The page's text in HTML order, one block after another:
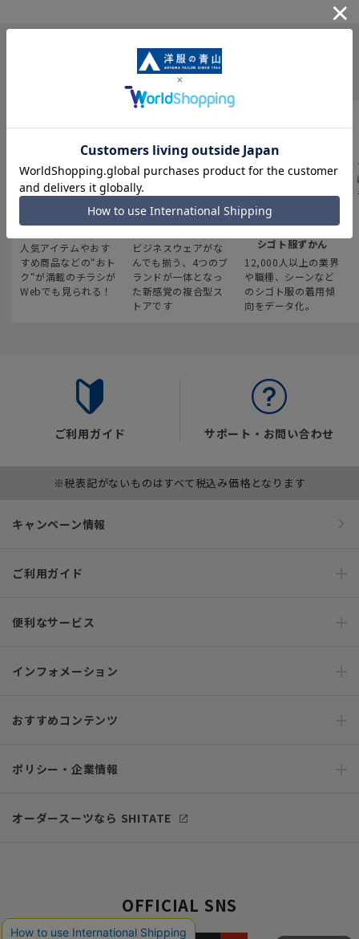
INFORMATION
最新のお買い得情報
人気アイテムやおす
すめ商品などの“おト
ク“が満載のチラシが
Webでも見られる！
スーツスクエア
ビジネスウェアがな
んでも揃う、4つのブ
ランドが一体となっ
た新感覚の複合型ス
トアです
みんなの
シゴト服ずかん
12,000人以上の業界
や職種、シーンなど
のシゴト服の着用傾
向をデータ化。
ご利用ガイド サポート・お問い合わせ
※税表記がないものはすべて税込み価格となります
キャンペーン情報
ご利用ガイド
便利なサービス
インフォメーション
おすすめコンテンツ
ポリシー・企業情報
オーダースーツなら SHITATE
OFFICIAL SNS